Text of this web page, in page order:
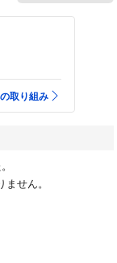
取り組み
せん。